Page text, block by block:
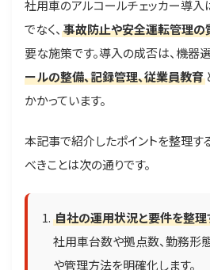
社用車のアルコールチェッカー導入
でなく、 事故防止や安全運転管理の
要な施策です。導入の成否は、機器
ールの整備、記録管理、従業員教育
かかっています。
本記事で紹介したポイントを整理す
べきことは次の通りです。
自社の運用状況と要件を整理
社用車台数や拠点数、勤務形
や管理方法を明確化します。